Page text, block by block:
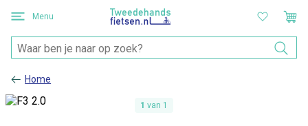
Menu
Home
1 van 1